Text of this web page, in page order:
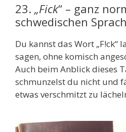
23. „Fick“ – ganz
schwedischen
Du kannst das Wort „F!ck“
sagen, ohne komisch
Auch beim Anblick dieses
schmunzelst du nicht und
etwas verschmitzt zu